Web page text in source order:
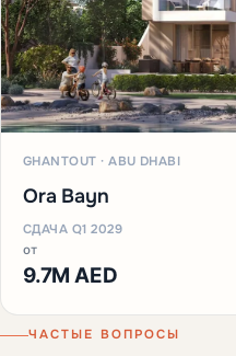
GHANTOUT · ABU DHABI
Ora Bayn
СДАЧА Q1 2029
от
9.7M AED
ЧАСТЫЕ ВОПРОСЫ